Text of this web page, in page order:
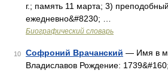
г.; память 11 марта; 3)
ежедневно&#8230; …
Биографический словарь
10 Софроний Врачанский — Имя в
Владиславов Рождение: